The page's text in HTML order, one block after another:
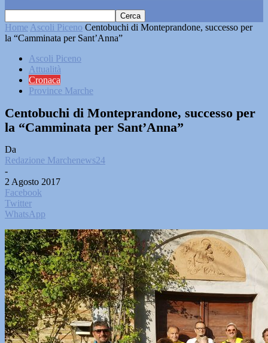
Home Ascoli Piceno Centobuchi di Monteprandone, successo per
la “Camminata per Sant’Anna”
Ascoli Piceno
Attualità
Cronaca
Province Marche
Centobuchi di Monteprandone, successo per
la “Camminata per Sant’Anna”
Da
Redazione Marchenews24
-
2 Agosto 2017
Facebook
Twitter
WhatsApp